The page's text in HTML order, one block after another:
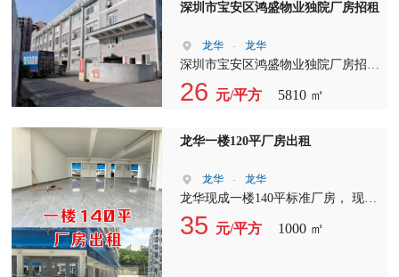
深圳市宝安区鸿盛物业独院厂房招租
龙华 - 龙华
深圳市宝安区鸿盛物业独院厂房招租
总面积；5810 平方 B栋:1--3层，3690
平方， C栋：1320 平方（改造升级
价，22 元，分组报价，一楼27 元，
奖励 6666 元。 合同12 年。空地
2000平方 变压器:200KV 可分组，可
整租（最小可分组 400 平方）?? 厂房
适合各种行业，化妆品，注塑，印
26 元/平方 5810 ㎡
龙华一楼120平厂房出租
龙华 - 龙华
龙华现成一楼140平标准厂房， 现有
120平、140平、180平、240平、480
平 临街门面，大车直接开到门口卸
35 元/平方 1000 ㎡